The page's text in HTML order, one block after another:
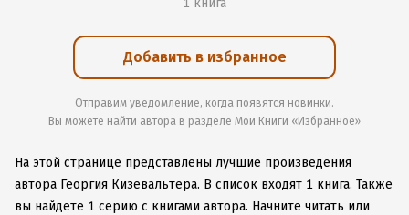
1 книга
Добавить в избранное
Отправим уведомление, когда появятся новинки.
Вы можете найти автора в разделе Мои Книги «Избранное»
На этой странице представлены лучшие произведения
автора Георгия Кизевальтера. В список входят 1 книга. Также
вы найдете 1 серию с книгами автора. Начните читать или